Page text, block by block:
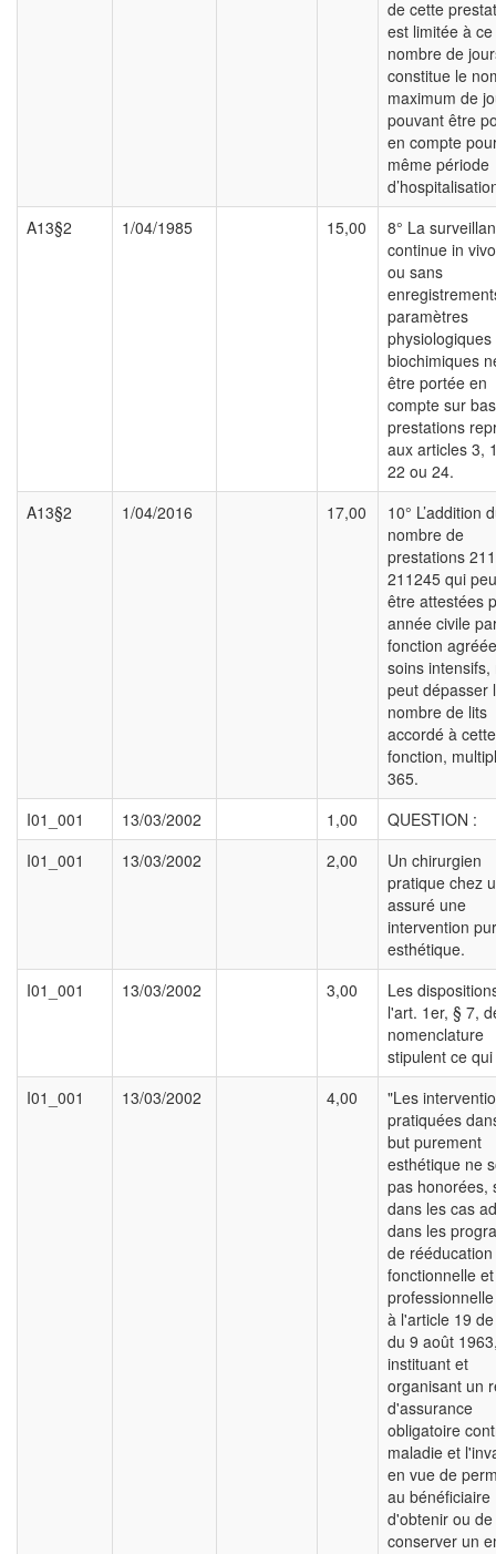
de cette
est limitée à ce
nombre de
constitue le
maximum de
pouvant être
en compte
même période
A13§2
1/04/1985 15,00
8° La
continue in
ou sans
paramètres
physiologiques
biochimiques
être portée en
compte sur
prestations
aux articles 3,
22 ou 24.
A13§2
1/04/2016 17,00
10° L’addition
nombre de
prestations
211245 qui
être attestées
année civile
fonction
soins intensifs,
peut dépasser
nombre de lits
accordé à cette
fonction,
365.
I01_001
13/03/2002 1,00
QUESTION :
I01_001
13/03/2002 2,00
Un chirurgien
pratique chez
assuré une
intervention
esthétique.
I01_001
13/03/2002 3,00
Les
l'art. 1er, § 7,
nomenclature
stipulent ce
I01_001
13/03/2002 4,00
"Les
pratiquées
but purement
esthétique ne
pas honorées,
dans les cas
dans les
de rééducation
fonctionnelle et
à l'article 19
du 9 août
instituant et
organisant un
d'assurance
obligatoire
maladie et
en vue de
au bénéficiaire
d'obtenir ou de
conserver un